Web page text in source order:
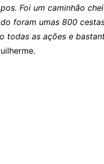
Foi um caminhão
foram umas 800
todas as ações e